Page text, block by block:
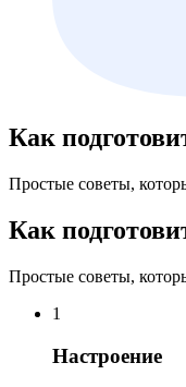
Как
Простые советы,
Как
Простые советы,
1
Настроение